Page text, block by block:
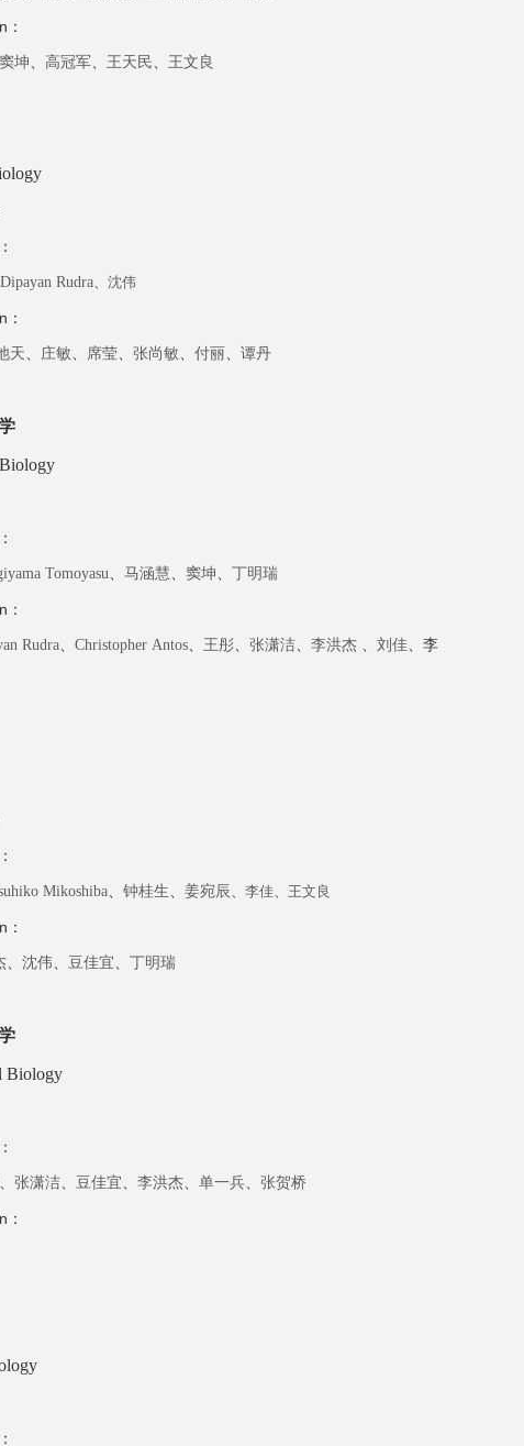
：
窦坤、 高冠军、 王天民 王文良
：
Dipayan Rudra、 沈伟
：
天、 庄敏、 席莹、 张尚敏、 付丽、 谭丹
：
Tomoyasu、 马涵慧、 窦坤、 丁明瑞
：
Rudra、 ChristopherAntos、 王彤、 张潇洁、 李洪杰、 刘佳、李
：
Mikoshiba、 钟桂生、 姜宛辰、 李佳、 王文良
：
、 沈伟、 豆佳宜、 丁明瑞
Biology
：
、 张潇洁、 豆佳宜、 李洪杰、 单一兵、 张贺桥
：
：